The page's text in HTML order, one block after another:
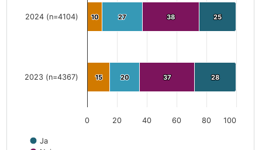
25
25
28
28
38
38
37
37
27
27
20
20
10
10
15
15
Ja
2024 (n=4104)
2023 (n=4367)
0 20 40 60 80 100